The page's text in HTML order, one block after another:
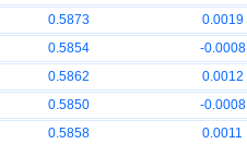
0.5873 0.0019
0.5854 -0.0008
0.5862 0.0012
0.5850 -0.0008
0.5858 0.0011